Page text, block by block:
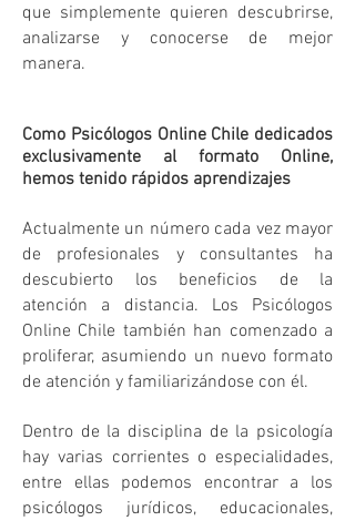
que simplemente quieren descubrirse,
analizarse y conocerse de mejor
manera.
Como Psicólogos Online Chile dedicados
exclusivamente al formato Online,
hemos tenido rápidos aprendizajes
Actualmente un número cada vez mayor
de profesionales y consultantes ha
descubierto los beneficios de la
atención a distancia. Los Psicólogos
Online Chile también han comenzado a
proliferar, asumiendo un nuevo formato
de atención y familiarizándose con él.
Dentro de la disciplina de la psicología
hay varias corrientes o especialidades,
entre ellas podemos encontrar a los
psicólogos jurídicos, educacionales,